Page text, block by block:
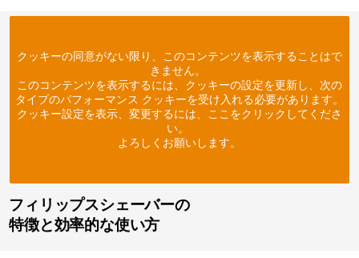
クッキーの同意がない限り、このコンテンツを表示することはで
きません。
このコンテンツを表示するには、クッキーの設定を更新し、次の
タイプのパフォーマンス クッキーを受け入れる必要があります。
クッキー設定を表示、変更するには、ここをクリックしてくださ
い。
よろしくお願いします。
フィリップスシェーバーの
特徴と効率的な使い方